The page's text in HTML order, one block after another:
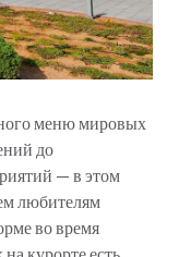
меню мировых
до
— в этом
любителям
во время